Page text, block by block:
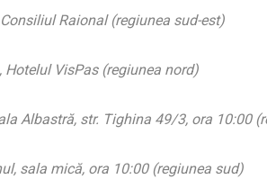
Raional (regiunea sud-est)
VisPas (regiunea nord)
Albastră, str. Tighina 49/3, ora 10:00
sala mică, ora 10:00 (regiunea sud)